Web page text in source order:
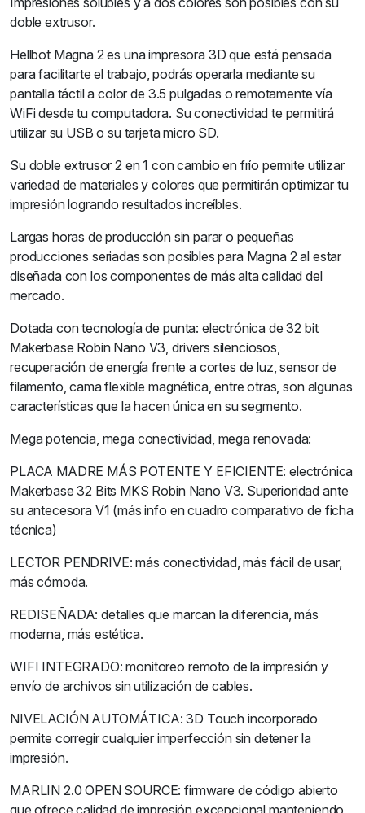
doble extrusor.
Hellbot Magna 2 es una impresora 3D que está pensada
para facilitarte el trabajo, podrás operarla mediante su
pantalla táctil a color de 3.5 pulgadas o remotamente vía
WiFi desde tu computadora. Su conectividad te permitirá
utilizar su USB o su tarjeta micro SD.
Su doble extrusor 2 en 1 con cambio en frío permite utilizar
variedad de materiales y colores que permitirán optimizar tu
impresión logrando resultados increíbles.
Largas horas de producción sin parar o pequeñas
producciones seriadas son posibles para Magna 2 al estar
diseñada con los componentes de más alta calidad del
mercado.
Dotada con tecnología de punta: electrónica de 32 bit
Makerbase Robin Nano V3, drivers silenciosos,
recuperación de energía frente a cortes de luz, sensor de
filamento, cama flexible magnética, entre otras, son algunas
características que la hacen única en su segmento.
Mega potencia, mega conectividad, mega renovada:
PLACA MADRE MÁS POTENTE Y EFICIENTE: electrónica
Makerbase 32 Bits MKS Robin Nano V3. Superioridad ante
su antecesora V1 (más info en cuadro comparativo de ficha
técnica)
LECTOR PENDRIVE: más conectividad, más fácil de usar,
más cómoda.
REDISEÑADA: detalles que marcan la diferencia, más
moderna, más estética.
WIFI INTEGRADO: monitoreo remoto de la impresión y
envío de archivos sin utilización de cables.
NIVELACIÓN AUTOMÁTICA: 3D Touch incorporado
permite corregir cualquier imperfección sin detener la
impresión.
MARLIN 2.0 OPEN SOURCE: firmware de código abierto
que ofrece calidad de impresión excepcional manteniendo